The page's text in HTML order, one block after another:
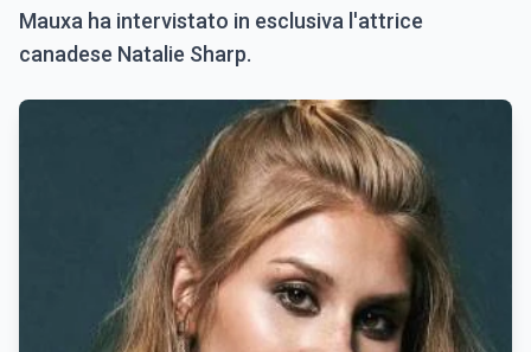
Mauxa ha intervistato in esclusiva l'attrice
canadese Natalie Sharp.